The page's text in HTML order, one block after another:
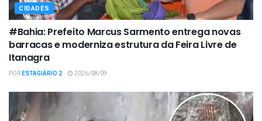
CIDADES
#Bahia: Prefeito Marcus Sarmento entrega novas
barracas e moderniza estrutura da Feira Livre de
Itanagra
PORESTAGIÁRIO 2 2026/08/09